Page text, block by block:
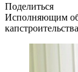
Поделиться
Исполняющим